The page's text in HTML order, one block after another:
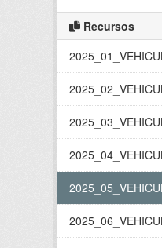
Recursos